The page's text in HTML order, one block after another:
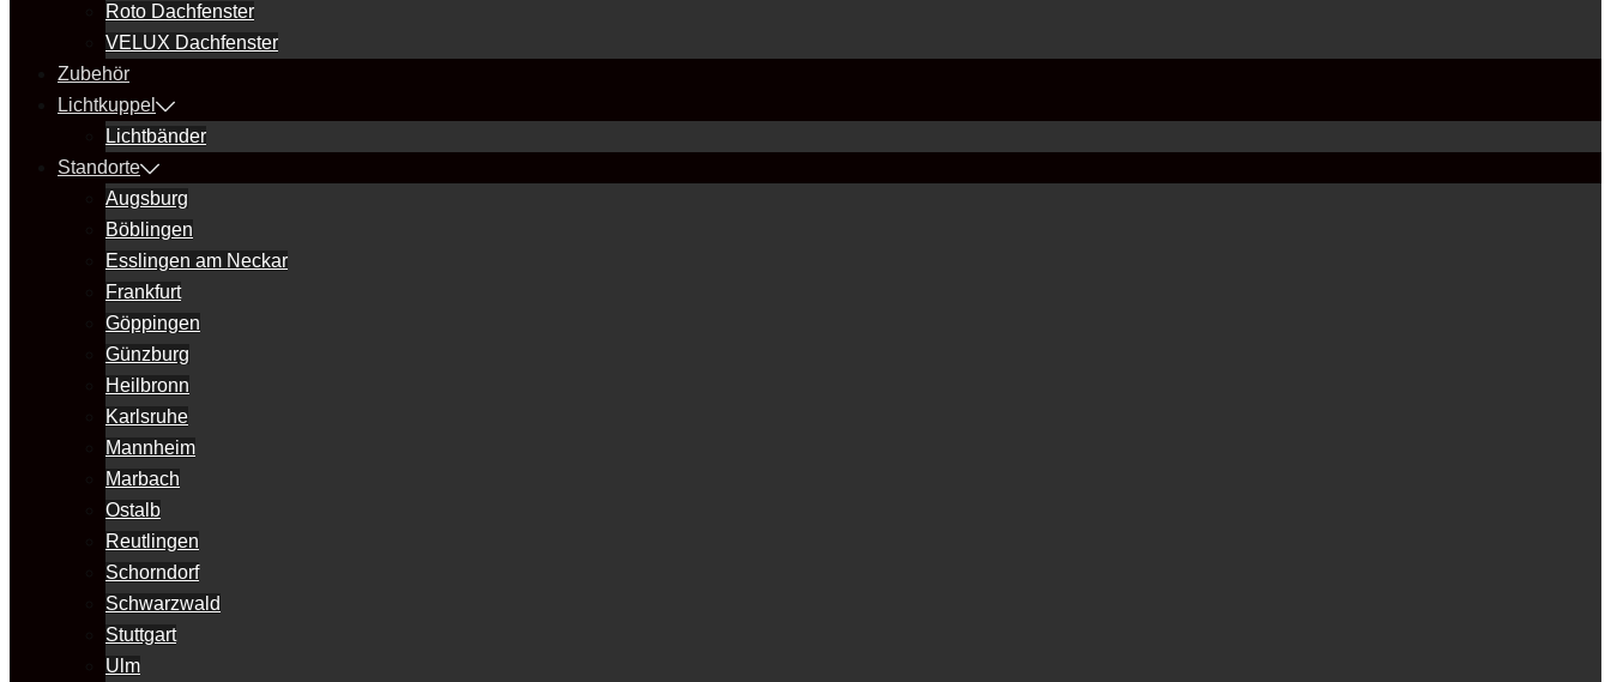
Roto Dachfenster
VELUX Dachfenster
Zubehör
Lichtkuppel
Lichtbänder
Standorte
Augsburg
Böblingen
Esslingen am Neckar
Frankfurt
Göppingen
Günzburg
Heilbronn
Karlsruhe
Mannheim
Marbach
Ostalb
Reutlingen
Schorndorf
Schwarzwald
Stuttgart
Ulm